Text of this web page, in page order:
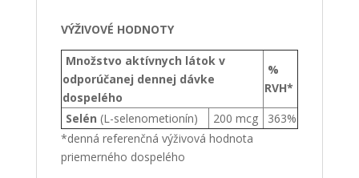
VÝŽIVOVÉ HODNOTY
Množstvo aktívnych látok v
odporúčanej dennej dávke
dospelého
%
RVH*
Selén (L-selenometionín) 200 mcg
363%
*denná referenčná výživová hodnota
priemerného dospelého